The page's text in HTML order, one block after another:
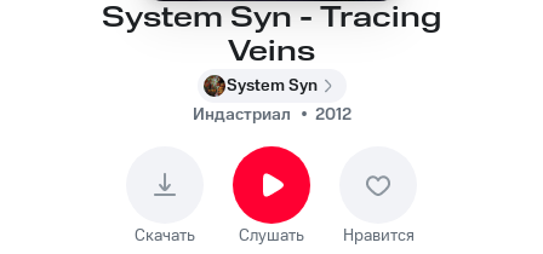
System Syn - Tracing
Veins
System Syn
Индастриал
2012
Скачать Слушать Нравится